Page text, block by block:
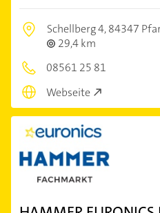
Schellberg 4,84347
29,4 km
08561 25 81
Webseite